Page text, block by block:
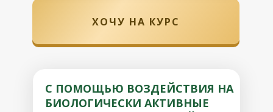
ХОЧУ НА КУРС
С ПОМОЩЬЮ ВОЗДЕЙСТВИЯ НА
БИОЛОГИЧЕСКИ АКТИВНЫЕ